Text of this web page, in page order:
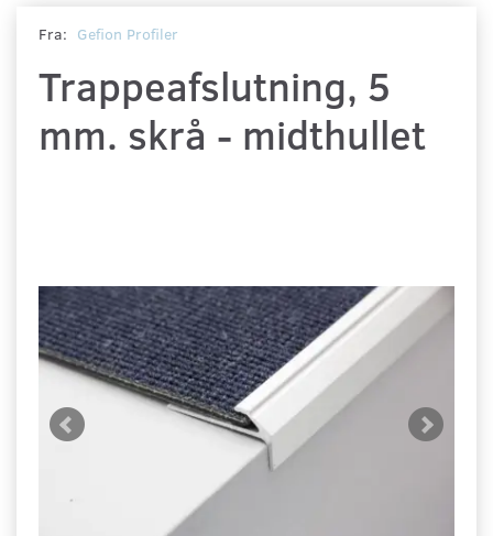
Fra: Gefion Profiler
Trappeafslutning, 5
mm. skrå - midthullet